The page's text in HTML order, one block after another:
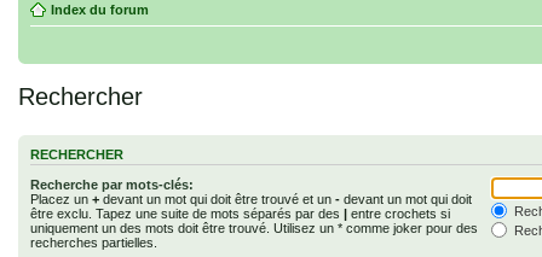
Index du forum
Rechercher
RECHERCHER
Recherche par mots-clés:
Placez un + devant un mot qui doit être trouvé et un - devant un mot qui doit
être exclu. Tapez une suite de mots séparés par des | entre crochets si
uniquement un des mots doit être trouvé. Utilisez un * comme joker pour des
recherches partielles.